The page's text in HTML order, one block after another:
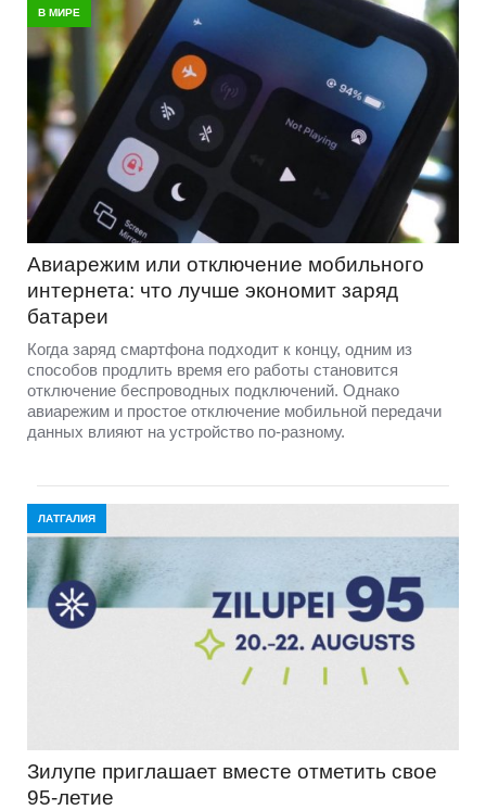
В МИРЕ
Авиарежим или отключение мобильного
интернета: что лучше экономит заряд
батареи
Когда заряд смартфона подходит к концу, одним из
способов продлить время его работы становится
отключение беспроводных подключений. Однако
авиарежим и простое отключение мобильной передачи
данных влияют на устройство по-разному.
ЛАТГАЛИЯ
Зилупе приглашает вместе отметить свое
95-летие